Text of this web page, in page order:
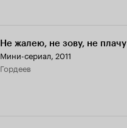
Не жалею, не зову, не плачу
Мини-сериал, 2011
Гордеев